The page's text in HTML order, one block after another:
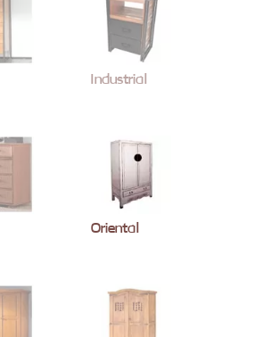
Industrial
Oriental